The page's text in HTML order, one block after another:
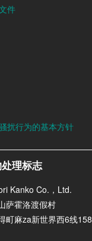
件
扰行为的基本方针
理标志
Kanko Co.，Ltd.
萨霍洛渡假村
町麻za新世界西6线158